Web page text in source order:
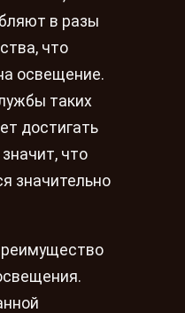
в разы
что
освещение.
таких
достигать
что
значительно